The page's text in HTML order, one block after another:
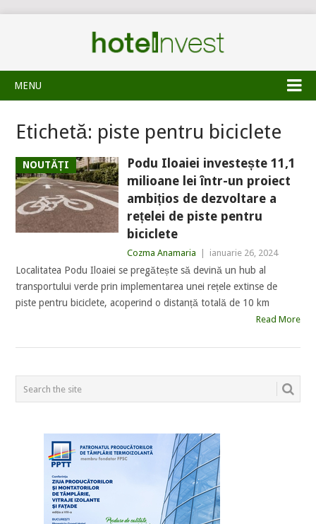
MENU
Etichetă: piste pentru biciclete
NOUTĂȚI
Podu Iloaiei investește 11,1
milioane lei într-un proiect
ambițios de dezvoltare a
rețelei de piste pentru
biciclete
Cozma Anamaria ianuarie 26, 2024
Localitatea Podu Iloaiei se pregătește să devină un hub al
transportului verde prin implementarea unei rețele extinse de
piste pentru biciclete, acoperind o distanță totală de 10 km
Read More
POSTS
NAVIGATION